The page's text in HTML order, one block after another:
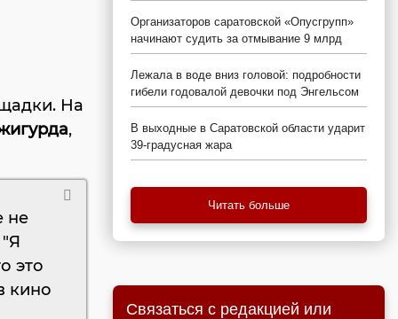
На
,
не
это
кино
Организаторов саратовской «Опусгрупп»
начинают судить за отмывание 9 млрд
Лежала в воде вниз головой: подробности
гибели годовалой девочки под Энгельсом
В выходные в Саратовской области ударит
39-градусная жара
Читать больше
Связаться с редакцией или